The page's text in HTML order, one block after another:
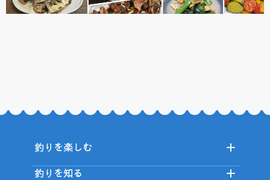
釣りを楽しむ
釣りを知る